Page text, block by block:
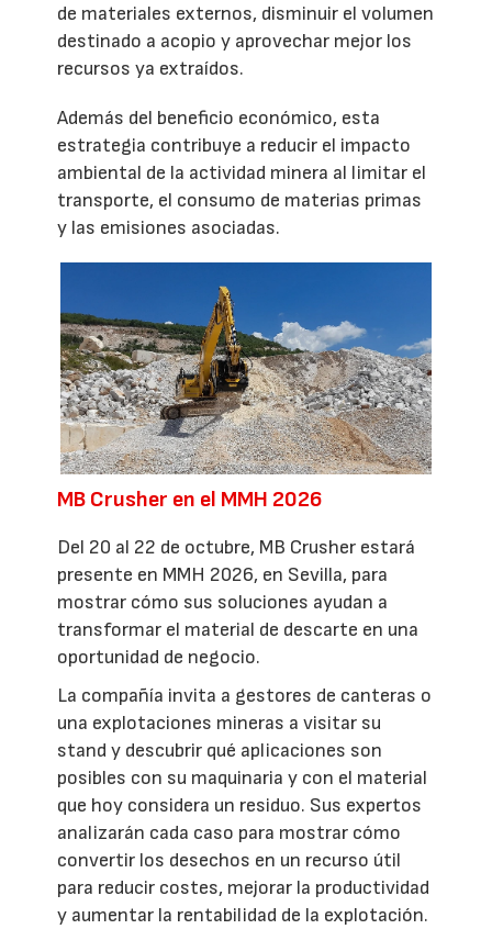
de materiales externos, disminuir el volumen
destinado a acopio y aprovechar mejor los
recursos ya extraídos.
Además del beneficio económico, esta
estrategia contribuye a reducir el impacto
ambiental de la actividad minera al limitar el
transporte, el consumo de materias primas
y las emisiones asociadas.
MB Crusher en el MMH 2026
Del 20 al 22 de octubre, MB Crusher estará
presente en MMH 2026, en Sevilla, para
mostrar cómo sus soluciones ayudan a
transformar el material de descarte en una
oportunidad de negocio.
La compañía invita a gestores de canteras o
una explotaciones mineras a visitar su
stand y descubrir qué aplicaciones son
posibles con su maquinaria y con el material
que hoy considera un residuo. Sus expertos
analizarán cada caso para mostrar cómo
convertir los desechos en un recurso útil
para reducir costes, mejorar la productividad
y aumentar la rentabilidad de la explotación.